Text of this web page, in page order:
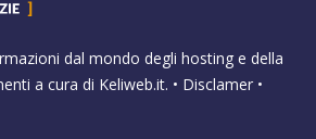
dal mondo degli hosting e della
a cura di Keliweb.it. • Disclamer •